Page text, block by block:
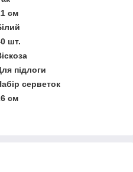
см
шт.
підлоги
серветок
см